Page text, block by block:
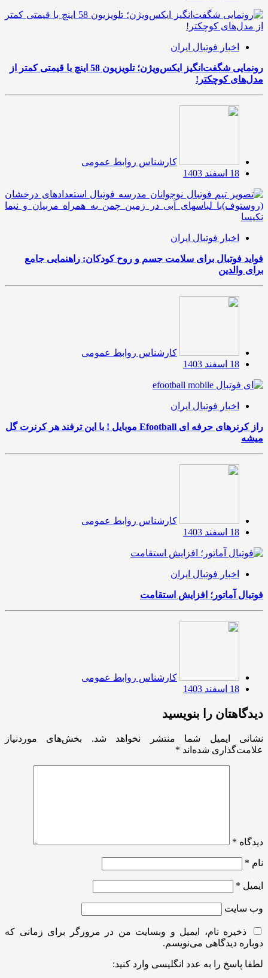
اخبار فوتبال ایران
رونمایی شگفت‌انگیز ایکس‌ویژن؛ تلویزیون 58 اینچ با قیمتی کمتر از
مدل‌های کوچکتر!
کارشناس روابط عمومی
18 اسفند 1403
اخبار فوتبال ایران
فواید فوتبال برای سلامت جسم و روح کودکان: راهنمایی جامع
برای والدین
کارشناس روابط عمومی
18 اسفند 1403
اخبار فوتبال ایران
راز کرنرهای حرفه ای Efootball موبایل ! با این ترفند هر کرنرت گل
میشه
کارشناس روابط عمومی
18 اسفند 1403
اخبار فوتبال ایران
فوتبال آماتور؛ افزایش استقامت
کارشناس روابط عمومی
18 اسفند 1403
دیدگاهتان را بنویسید
نشانی ایمیل شما منتشر نخواهد شد.
بخش‌های موردنیاز
علامت‌گذاری شده‌اند *
دیدگاه *
نام *
ایمیل *
وب‌ سایت
ذخیره نام، ایمیل و وبسایت من در مرورگر برای زمانی که
دوباره دیدگاهی می‌نویسم.
لطفا پاسخ را به عدد انگلیسی وارد کنید: